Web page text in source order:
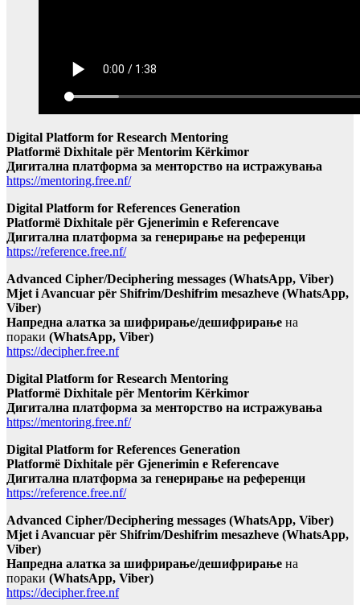
Digital Platform for Research Mentoring
Platformë Dixhitale për Mentorim Kërkimor
Дигитална платформа за менторство на истражувања
https://mentoring.free.nf/
Digital Platform for References Generation
Platformë Dixhitale për Gjenerimin e Referencave
Дигитална платформа за генерирање на референци
https://reference.free.nf/
Advanced Cipher/Deciphering messages (WhatsApp, Viber)
Mjet i Avancuar për Shifrim/Deshifrim mesazheve (WhatsApp,
Viber)
Напредна алатка за шифрирање/дешифрирање на
пораки (WhatsApp, Viber)
https://decipher.free.nf
Digital Platform for Research Mentoring
Platformë Dixhitale për Mentorim Kërkimor
Дигитална платформа за менторство на истражувања
https://mentoring.free.nf/
Digital Platform for References Generation
Platformë Dixhitale për Gjenerimin e Referencave
Дигитална платформа за генерирање на референци
https://reference.free.nf/
Advanced Cipher/Deciphering messages (WhatsApp, Viber)
Mjet i Avancuar për Shifrim/Deshifrim mesazheve (WhatsApp,
Viber)
Напредна алатка за шифрирање/дешифрирање на
пораки (WhatsApp, Viber)
https://decipher.free.nf